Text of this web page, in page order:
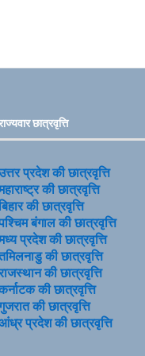
छात्रवृत्ति
प्रदेश की छात्रवृत्ति
की छात्रवृत्ति
की छात्रवृत्ति
बंगाल की छात्रवृत्ति
प्रदेश की छात्रवृत्ति
की छात्रवृत्ति
की छात्रवृत्ति
की छात्रवृत्ति
की छात्रवृत्ति
प्रदेश की छात्रवृत्ति